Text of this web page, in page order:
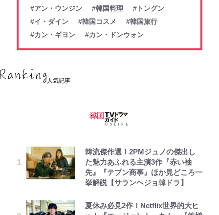
#アン・ウンジン
#韓国料理
#トングン
#イ・ダイン
#韓国コスメ
#韓国旅行
#カン・ギヨン
#カン・ドンウォン
人気記事
韓流傑作選！2PMジュノの傑出し
た魅力あふれる主演3作『赤い袖
先』『テプン商事』ほか見どころ一
挙解説【サランヘジョ韓ドラ】
夏休み必見2作！Netflix世界的大ヒ